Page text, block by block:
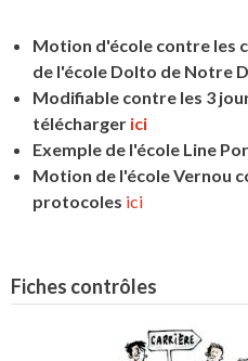
Motion d'école contre les
de l'école Dolto de Notre
Modifiable contre les 3
télécharger ici
Exemple de l'école Line
Motion de l'école Vernou
protocoles ici
Fiches contrôles